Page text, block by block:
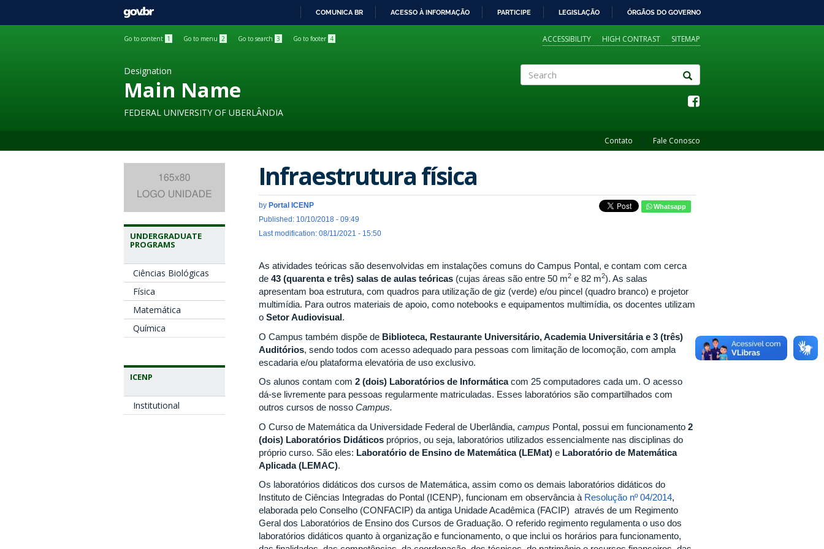
GOVBR
COMUNICA BR ACESSO À INFORMAÇÃO PARTICIPE LEGISLAÇÃO ÓRGÃOS DO GOVERNO
Go to content 1 Go to menu 2 Go to search 3 Go to footer 4 ACCESSIBILITY HIGH CONTRAST SITEMAP
Designation
Main Name
FEDERAL UNIVERSITY OF UBERLÂNDIA
Contato Fale Conosco
UNDERGRADUATE
PROGRAMS
Ciências Biológicas
Física
Matemática
Química
ICENP
Institutional
Infraestrutura física
by Portal ICENP
Published: 10/10/2018 - 09:49
Last modification: 08/11/2021 - 15:50
Whatsapp
As atividades teóricas são desenvolvidas em instalações comuns do Campus Pontal, e contam com cerca
de 43 (quarenta e três) salas de aulas teóricas (cujas áreas são entre 50 m2 e 82 m2). As salas
apresentam boa estrutura, com quadros para utilização de giz (verde) e/ou pincel (quadro branco) e projetor
multimídia. Para outros materiais de apoio, como notebooks e equipamentos multimídia, os docentes utilizam
o Setor Audiovisual.
O Campus também dispõe de Biblioteca, Restaurante Universitário, Academia Universitária e 3 (três)
Auditórios, sendo todos com acesso adequado para pessoas com limitação de locomoção, com ampla
escadaria e/ou plataforma elevatória de uso exclusivo.
Os alunos contam com 2 (dois) Laboratórios de Informáticacom 25 computadores cada um. O acesso
dá-se livremente para pessoas regularmente matriculadas. Esses laboratórios são compartilhados com
outros cursos de nosso Campus.
O Curso de Matemática da Universidade Federal de Uberlândia, campus Pontal, possui em funcionamento 2
(dois) Laboratórios Didáticos próprios, ou seja, laboratórios utilizados essencialmente nas disciplinas do
próprio curso. São eles: Laboratório de Ensino de Matemática (LEMat) e Laboratório de Matemática
Aplicada (LEMAC).
Os laboratórios didáticos dos cursos de Matemática, assim como os demais laboratórios didáticos do
Instituto de Ciências Integradas do Pontal (ICENP), funcionam em observância à Resolução nº 04/2014,
elaborada pelo Conselho (CONFACIP) da antiga Unidade Acadêmica (FACIP) através de um Regimento
Geral dos Laboratórios de Ensino dos Cursos de Graduação. O referido regimento regulamenta o uso dos
laboratórios didáticos quanto à organização e funcionamento, o que inclui os horários para funcionamento,